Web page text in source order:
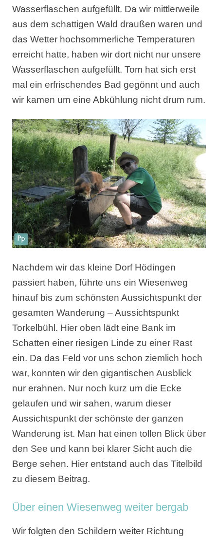
Wasserflaschen aufgefüllt. Da wir mittlerweile
aus dem schattigen Wald draußen waren und
das Wetter hochsommerliche Temperaturen
erreicht hatte, haben wir dort nicht nur unsere
Wasserflaschen aufgefüllt. Tom hat sich erst
mal ein erfrischendes Bad gegönnt und auch
wir kamen um eine Abkühlung nicht drum rum.
Nachdem wir das kleine Dorf Hödingen
passiert haben, führte uns ein Wiesenweg
hinauf bis zum schönsten Aussichtspunkt der
gesamten Wanderung – Aussichtspunkt
Torkelbühl. Hier oben lädt eine Bank im
Schatten einer riesigen Linde zu einer Rast
ein. Da das Feld vor uns schon ziemlich hoch
war, konnten wir den gigantischen Ausblick
nur erahnen. Nur noch kurz um die Ecke
gelaufen und wir sahen, warum dieser
Aussichtspunkt der schönste der ganzen
Wanderung ist. Man hat einen tollen Blick über
den See und kann bei klarer Sicht auch die
Berge sehen. Hier entstand auch das Titelbild
zu diesem Beitrag.
Über einen Wiesenweg weiter bergab
Wir folgten den Schildern weiter Richtung